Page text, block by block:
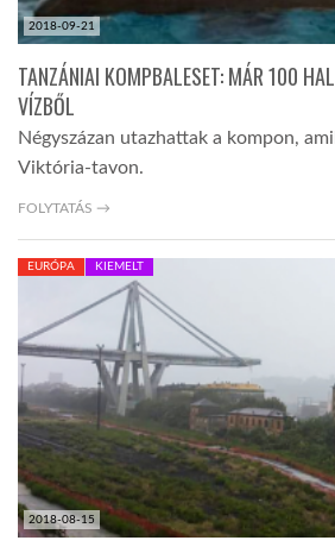
GLOBOBOOK
2018-09-21
TANZÁNIAI KOMPBALESET: MÁR 100
VÍZBŐL
Négyszázan utazhattak a kompon,
Viktória-tavon.
FOLYTATÁS →
2018-08-15
EURÓPA KIEMELT